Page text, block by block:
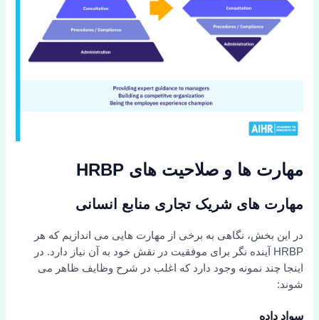
مهارت ها و صلاحیت های HRBP
مهارت های شریک تجاری منابع انسانی
در این بخش، نگاهی به برخی از مهارت هایی می اندازیم که هر
HRBP آینده نگر برای موفقیت در نقش خود به آن نیاز دارد. در
اینجا چند نمونه وجود دارد که اغلب در شرح وظایف ظاهر می
شوند:
سواد داده